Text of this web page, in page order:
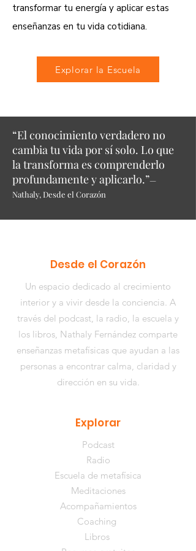
transformar tu energía y aplicar estas
enseñanzas en tu vida cotidiana.
Explorar la Escuela
“El conocimiento verdadero no
cambia tu vida por sí solo. Lo que
la transforma es comprenderlo
profundamente y aplicarlo.”—
Nathaly, Desde el Corazón
Desde el Corazón
Un espacio dedicado al crecimiento
interior y a vivir desde la conciencia. A
través del podcast, la radio, la escuela y
los libros, Nathaly Fernández comparte
enseñanzas metafísicas que ayudan a las
personas a encontrar calma, claridad y
dirección en su vida.
Explorar
Podcast
Radio
Escuela de metafísica
Meditaciones
Acompañamientos
Coaching
Libros